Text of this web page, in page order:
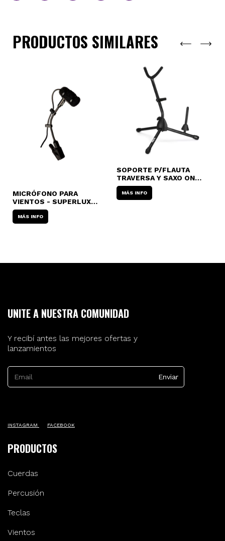
PRODUCTOS SIMILARES
MICRÓFONO PARA
VIENTOS - SUPERLUX
PRA-383 TQG
(XLR/MINI/4)
MÁS INFO
SOPORTE P/FLAUTA
TRAVERSA Y SAXO ON
STAGE SXS-7101B
MÁS INFO
UNITE A NUESTRA COMUNIDAD
Y recibí antes las mejores ofertas y
lanzamientos
INSTAGRAM FACEBOOK
PRODUCTOS
Cuerdas
Percusión
Teclas
Vientos